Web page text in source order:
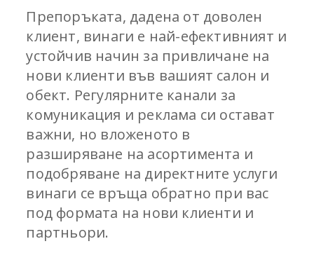
Препоръката, дадена от доволен
клиент, винаги е най-ефективният и
устойчив начин за привличане на
нови клиенти във вашият салон и
обект. Регулярните канали за
комуникация и реклама си остават
важни, но вложеното в
разширяване на асортимента и
подобряване на директните услуги
винаги се връща обратно при вас
под формата на нови клиенти и
партньори.